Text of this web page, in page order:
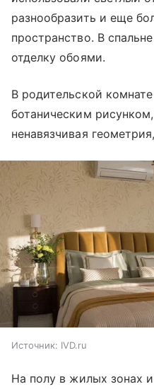
разнообразить и еще
пространство. В
отделку обоями.
В родительской
ботаническим
ненавязчивая
Источник: IVD.ru
На полу в жилых зонах